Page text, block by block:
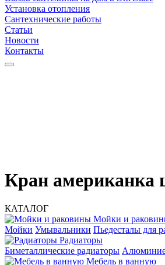
Установка отопления
Сантехнические работы
Статьи
Новости
Контакты
Кран американка
КАТАЛОГ
Мойки и
Мойки Умывальники Пьедесталы для
Радиаторы
Биметаллические радиаторы
Мебель в ванную